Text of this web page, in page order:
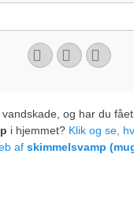
Facebook
YouTube
og har du fået
i hjemmet? Klik og se,
af skimmelsvamp